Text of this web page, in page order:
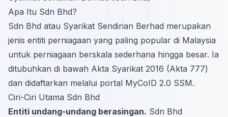
Apa Itu Sdn Bhd?
Sdn Bhd atau Syarikat Sendirian Berhad merupakan
jenis entiti perniagaan yang paling popular di Malaysia
untuk perniagaan berskala sederhana hingga besar. Ia
ditubuhkan di bawah Akta Syarikat 2016 (Akta 777)
dan didaftarkan melalui portal MyCoID 2.0 SSM.
Ciri-Ciri Utama Sdn Bhd
Entiti undang-undang berasingan. Sdn Bhd